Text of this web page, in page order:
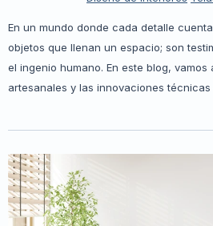
En un mundo donde cada detalle
objetos que llenan un espacio; son
el ingenio humano. En este blog,
artesanales y las innovaciones